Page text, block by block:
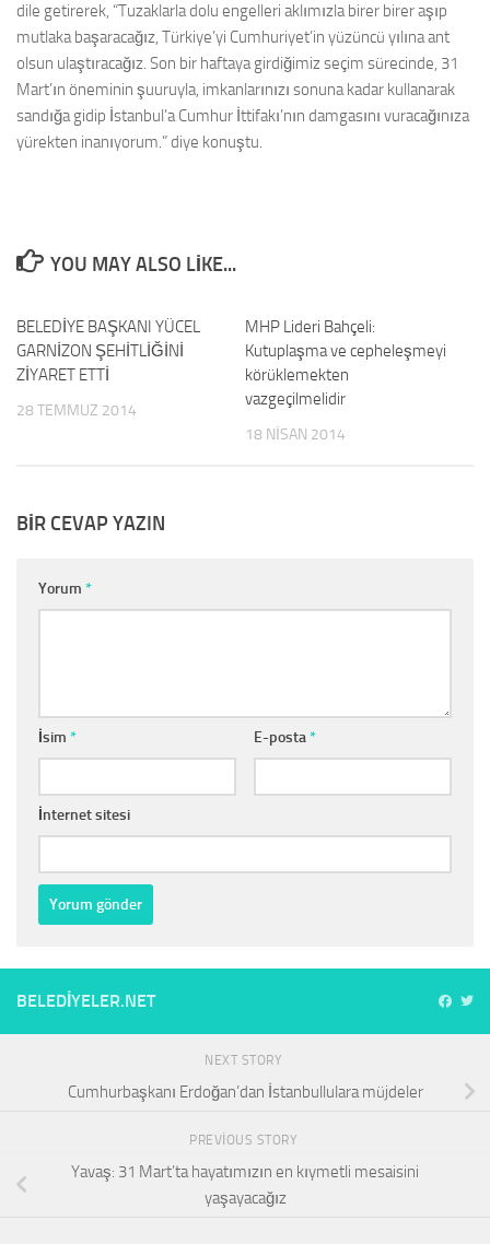
dile getirerek, “Tuzaklarla dolu engelleri aklımızla birer birer aşıp
mutlaka başaracağız, Türkiye’yi Cumhuriyet’in yüzüncü yılına ant
olsun ulaştıracağız. Son bir haftaya girdiğimiz seçim sürecinde, 31
Mart’ın öneminin şuuruyla, imkanlarınızı sonuna kadar kullanarak
sandığa gidip İstanbul’a Cumhur İttifakı’nın damgasını vuracağınıza
yürekten inanıyorum.” diye konuştu.
YOU MAY ALSO LIKE...
BELEDİYE BAŞKANI YÜCEL
GARNİZON ŞEHİTLİĞİNİ
ZİYARET ETTİ
28 TEMMUZ 2014
MHP Lideri Bahçeli:
Kutuplaşma ve cepheleşmeyi
körüklemekten
vazgeçilmelidir
18 NISAN 2014
BIR CEVAP YAZIN
Yorum *
İsim * E-posta*
İnternet sitesi
BELEDIYELER.NET
NEXT STORY
Cumhurbaşkanı Erdoğan’dan İstanbullulara müjdeler
PREVIOUS STORY
Yavaş: 31 Mart’ta hayatımızın en kıymetli mesaisini
yaşayacağız